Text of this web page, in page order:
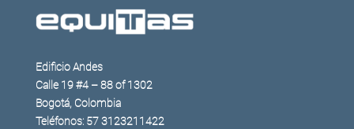
Edificio Andes
Calle 19 #4 – 88 of 1302
Bogotá, Colombia
Teléfonos: 57 3123211422